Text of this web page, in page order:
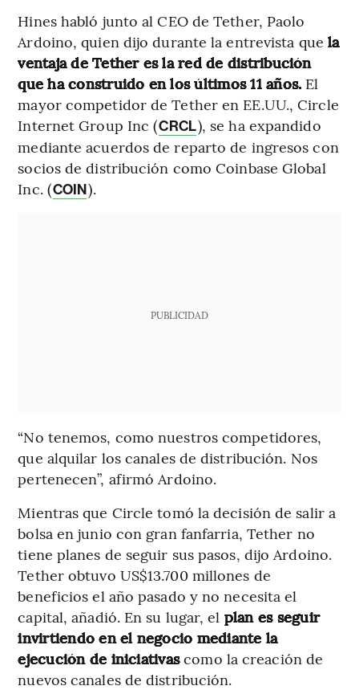
Hines habló junto al CEO de Tether, Paolo
Ardoino, quien dijo durante la entrevista que la
ventaja de Tether es la red de distribución
que ha construido en los últimos 11 años. El
mayor competidor de Tether en EE.UU., Circle
Internet Group Inc (CRCL), se ha expandido
mediante acuerdos de reparto de ingresos con
socios de distribución como Coinbase Global
Inc. (COIN).
PUBLICIDAD
“No tenemos, como nuestros competidores,
que alquilar los canales de distribución. Nos
pertenecen”, afirmó Ardoino.
Mientras que Circle tomó la decisión de salir a
bolsa en junio con gran fanfarria, Tether no
tiene planes de seguir sus pasos, dijo Ardoino.
Tether obtuvo US$13.700 millones de
beneficios el año pasado y no necesita el
capital, añadió. En su lugar, el plan es seguir
invirtiendo en el negocio mediante la
ejecución de iniciativascomo la creación de
nuevos canales de distribución.